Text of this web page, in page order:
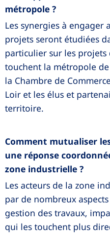
métropole ?
Les synergies à engager
projets seront étudiées
particulier sur les projets
touchent la métropole
la Chambre de
Loir et les élus et
territoire.
Comment mutualiser
une réponse
zone industrielle ?
Les acteurs de la zone
par de nombreux
gestion des travaux,
qui les touchent plus